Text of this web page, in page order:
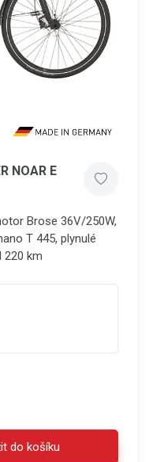
NOAR E
Brose 36V/250W,
T 445, plynulé
220 km
do košíku